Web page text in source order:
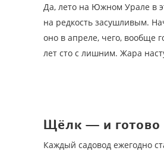
Да, лето на Южном Урале в
на редкость засушливым.
оно в апреле, чего, вообще
лет сто с лишним. Жара
Щёлк — и готово
Каждый садовод ежегодно